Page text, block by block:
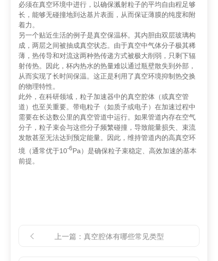
必须在真空环境中进行，以确保溅射粒子的平均自由程足够
长，能够无碰撞地到达基片表面，从而保证薄膜的纯度和附
着力。
另一个贴近生活的例子是‌真空保温杯‌。其内胆由双层玻璃构
成，两层之间被抽成真空状态。由于真空中气体分子极其稀
薄，热传导和对流这两种热传递方式被极大削弱，只剩下辐
射传热。因此，杯内热水的热量难以通过瓶壁散失到外部，
从而实现了长时间保温。这正是利用了真空环境抑制热交换
的物理特性。
此外，在科研领域，‌粒子加速器‌中的真空腔体（或真空管
道）也至关重要。带电粒子（如质子或电子）在加速过程中
需要在长达数公里的真空管道中运行。如果管道内存在空气
分子，粒子束会与这些分子频繁碰撞，导致能量损失、束流
发散甚至无法达到预定能量。因此，维持管道内的高真空环
境（通常优于10-6Pa）是确保粒子束稳定、高效加速的基本
前提。
上一篇： 真空腔体有哪些常见类型